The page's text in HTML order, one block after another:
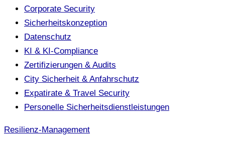
Corporate Security
Sicherheitskonzeption
Datenschutz
KI & KI-Compliance
Zertifizierungen & Audits
City Sicherheit & Anfahrschutz
Expatirate & Travel Security
Personelle Sicherheitsdienstleistungen
Resilienz-Management